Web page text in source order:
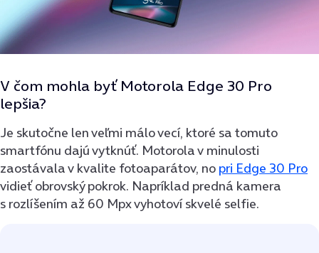
V čom mohla byť Motorola Edge 30 Pro
lepšia?
Je skutočne len veľmi málo vecí, ktoré sa tomuto
smartfónu dajú vytknúť. Motorola v minulosti
zaostávala v kvalite fotoaparátov, no pri Edge 30 Pro
vidieť obrovský pokrok. Napríklad predná kamera
s rozlíšením až 60 Mpx vyhotoví skvelé selfie.